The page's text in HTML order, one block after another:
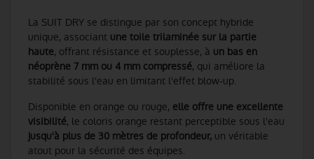
La SUIT DRY se distingue par son concept hybride
unique, associant une toile trilaminée sur la partie
haute, offrant résistance et souplesse, à un bas en
néoprène 7 mm ou 4 mm compressé, qui améliore la
stabilité sous l'eau en limitant l'effet blow-up.
Disponible en orange ou rouge, elle offre une excellente
visibilité, le coloris orange restant perceptible sous l'eau
jusqu'à plus de 30 mètres de profondeur, un véritable
atout pour la sécurité des équipes.